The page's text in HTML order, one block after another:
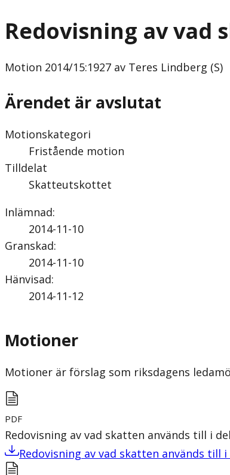
Redovisning av
Motion 2014/15:1927 av Teres Lindberg (S)
Ärendet är avslutat
Motionskategori
Fristående motion
Tilldelat
Skatteutskottet
Inlämnad:
2014-11-10
Granskad:
2014-11-10
Hänvisad:
2014-11-12
Motioner
Motioner är förslag som riksdagens
PDF
Redovisning av vad skatten används till i
Redovisning av vad skatten används till